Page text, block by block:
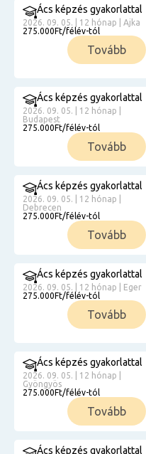
Ács képzés gyakorlattal
2026. 09. 05. | 12 hónap | Ajka
275.000Ft/félév-tól
Tovább
Ács képzés gyakorlattal
2026. 09. 05. | 12 hónap |
Budapest
275.000Ft/félév-tól
Tovább
Ács képzés gyakorlattal
2026. 09. 05. | 12 hónap |
Debrecen
275.000Ft/félév-tól
Tovább
Ács képzés gyakorlattal
2026. 09. 05. | 12 hónap | Eger
275.000Ft/félév-tól
Tovább
Ács képzés gyakorlattal
2026. 09. 05. | 12 hónap |
Gyöngyös
275.000Ft/félév-tól
Tovább
Ács képzés gyakorlattal